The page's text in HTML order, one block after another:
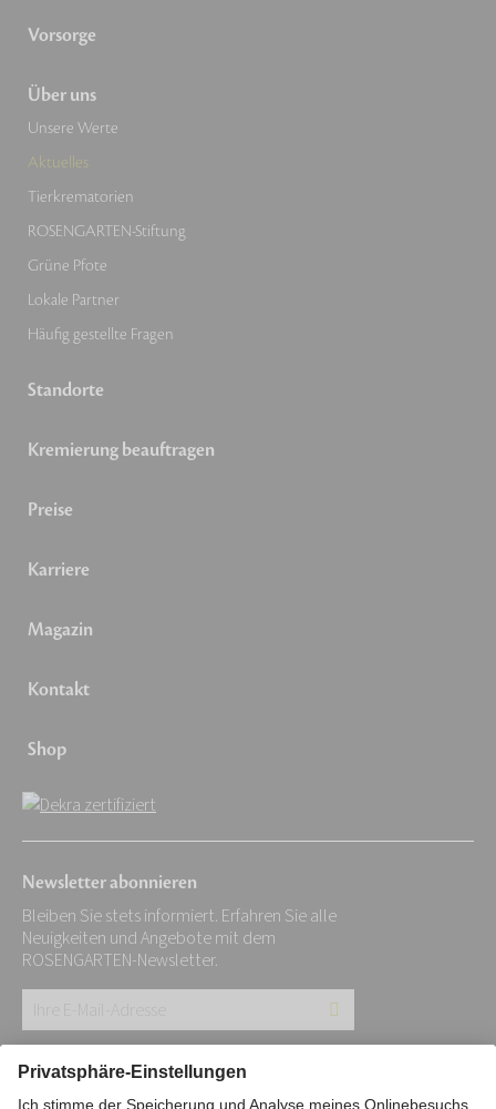
Vorsorge
Über uns
Unsere Werte
Aktuelles
Tierkrematorien
ROSENGARTEN-Stiftung
Grüne Pfote
Lokale Partner
Häufig gestellte Fragen
Standorte
Kremierung beauftragen
Preise
Karriere
Magazin
Kontakt
Shop
Newsletter abonnieren
Bleiben Sie stets informiert. Erfahren Sie alle
Neuigkeiten und Angebote mit dem
ROSENGARTEN-Newsletter.
E-
Mail-
Impressum Datenschutz Stiftung